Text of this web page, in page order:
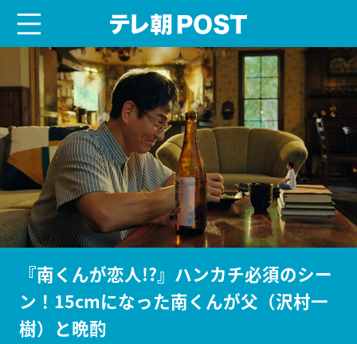
『南くんが恋人!?』ハンカチ必須のシー
ン！15cmになった南くんが父（沢村一
樹）と晩酌